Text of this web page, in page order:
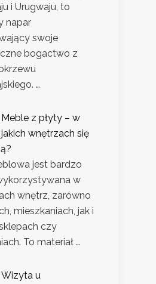
i Urugwaju, to
napar
swoje
bogactwo z
…
Meble z płyty – w
jakich wnętrzach się
jest bardzo
w
wnętrz, zarówno
mieszkaniach, jak i
czy
To materiał …
Wizyta u